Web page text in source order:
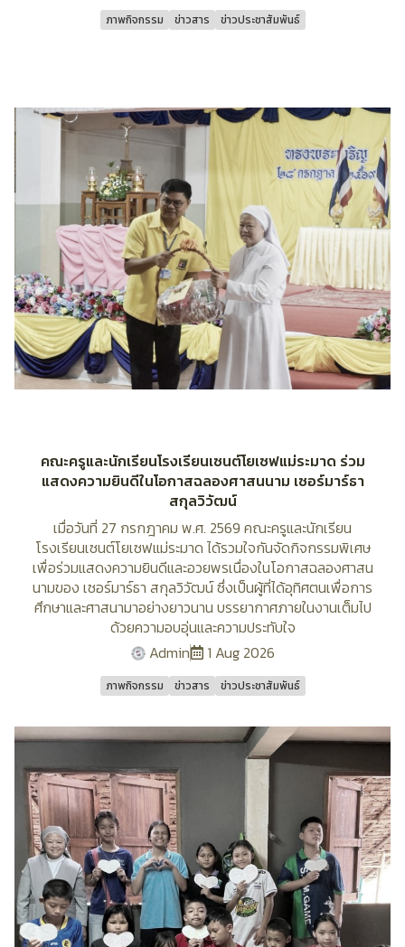
ภาพกิจกรรม ข่าวสาร ข่าวประชาสัมพันธ์
คณะครูและนักเรียนโรงเรียนเซนต์โยเซฟแม่ระมาด ร่วม
แสดงความยินดีในโอกาสฉลองศาสนนาม เซอร์มาร์ธา
สกุลวิวัฒน์
เมื่อวันที่ 27 กรกฎาคม พ.ศ. 2569 คณะครูและนักเรียน
โรงเรียนเซนต์โยเซฟแม่ระมาด ได้รวมใจกันจัดกิจกรรมพิเศษ
เพื่อร่วมแสดงความยินดีและอวยพรเนื่องในโอกาสฉลองศาสน
นามของ เซอร์มาร์ธา สกุลวิวัฒน์ ซึ่งเป็นผู้ที่ได้อุทิศตนเพื่อการ
ศึกษาและศาสนามาอย่างยาวนาน บรรยากาศภายในงานเต็มไป
ด้วยความอบอุ่นและความประทับใจ
Admin
1 Aug 2026
ภาพกิจกรรม ข่าวสาร ข่าวประชาสัมพันธ์